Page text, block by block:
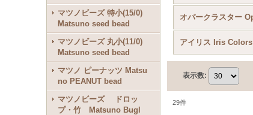
マツノビーズ 特小(15/0)
Matsuno seed bead
マツノビーズ 丸小(11/0)
Matsuno seed bead
マツノ ピーナッツ Matsu
no PEANUT bead
マツノビーズ ドロッ
プ・竹 Matsuno Bugl
アイリス Iris Colors
表示数:
29件